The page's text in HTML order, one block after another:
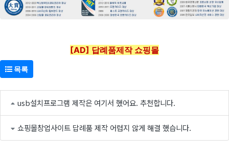
[AD] 답례품제작 쇼핑몰
목록
usb설치프로그램 제작은 여기서 했어요. 추천합니다.
쇼핑몰창업사이트 답례품 제작 어렵지 않게 해결 했습니다.